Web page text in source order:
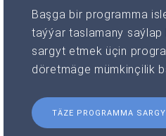
Başga bir programma
taýýar taslamany saýlap
sargyt etmek üçin
döretmäge mümkinçilik
TÄZE PROGRAMMA